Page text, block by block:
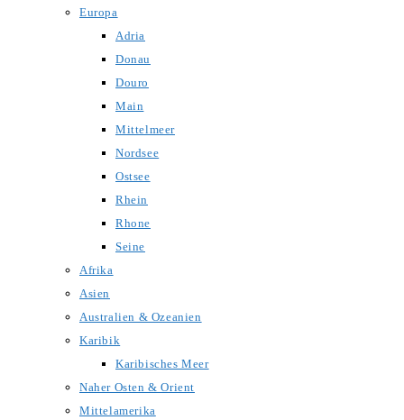
Europa
Adria
Donau
Douro
Main
Mittelmeer
Nordsee
Ostsee
Rhein
Rhone
Seine
Afrika
Asien
Australien & Ozeanien
Karibik
Karibisches Meer
Naher Osten & Orient
Mittelamerika